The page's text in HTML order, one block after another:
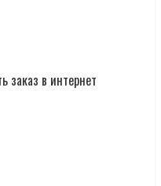
заказ в интернет